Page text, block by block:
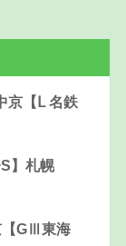
京【Ⅼ 名鉄
】札幌
【GⅢ東海